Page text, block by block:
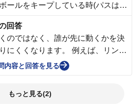
ールをキープしている時(パスはで
フェンスがボールウォッチャにな
んながカッティングしてしまい、
す。どうすればよろしいでしょう
回答
のではなく、誰が先に動くかを決
ります。 例えば、リング
し、その選手でチャンスがなけれ
ると、スペースも使いやすくなり
内容と回答を見る
もっと見る(2)